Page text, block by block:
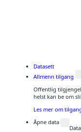
Datasett
Allmenn tilgang
Offentlig
helst kan be om
Les mer om
Åpne data